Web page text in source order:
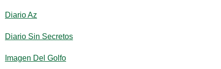
Diario Az
Diario Sin Secretos
Imagen Del Golfo